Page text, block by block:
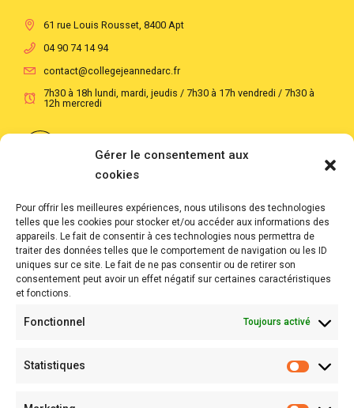
Gérer le consentement aux
cookies
Pour offrir les meilleures expériences, nous utilisons des technologies
telles que les cookies pour stocker et/ou accéder aux informations des
appareils. Le fait de consentir à ces technologies nous permettra de
traiter des données telles que le comportement de navigation ou les ID
uniques sur ce site. Le fait de ne pas consentir ou de retirer son
consentement peut avoir un effet négatif sur certaines caractéristiques
et fonctions.
Fonctionnel Toujours activé
Statistiques
61 rue Louis Rousset, 8400 Apt
04 90 74 14 94
contact@collegejeannedarc.fr
7h30 à 18h lundi, mardi, jeudis / 7h30 à 17h vendredi / 7h30 à
12h mercredi
Liens rapides...
École Directe
École du Sacré Cœur
Direction diocésaine
...et amis